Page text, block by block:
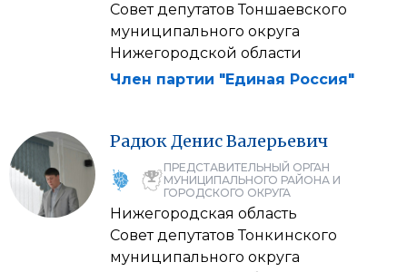
Совет депутатов Тоншаевского
муниципального округа
Нижегородской области
Член партии "Единая Россия"
РадюкДенисВалерьевич
ПРЕДСТАВИТЕЛЬНЫЙ ОРГАН
МУНИЦИПАЛЬНОГО РАЙОНА И
ГОРОДСКОГО ОКРУГА
Нижегородская область
Совет депутатов Тонкинского
муниципального округа